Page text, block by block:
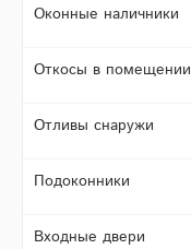
Оконные наличники
Откосы в помещении
Отливы снаружи
Подоконники
Входные двери